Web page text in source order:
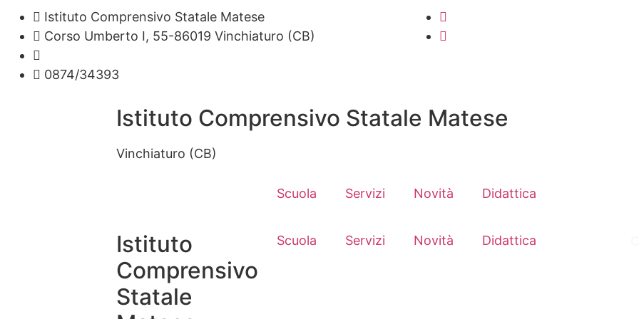
Istituto Comprensivo Statale Matese
Corso Umberto I, 55-86019 Vinchiaturo (CB)
0874/34393
Istituto Comprensivo Statale Matese
Vinchiaturo (CB)
Scuola Servizi Novità Didattica
Istituto
Comprensivo
Statale
Scuola Servizi Novità Didattica